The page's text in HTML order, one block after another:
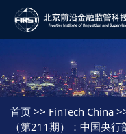
首页 >> FinTech China
（第211期）：中国央